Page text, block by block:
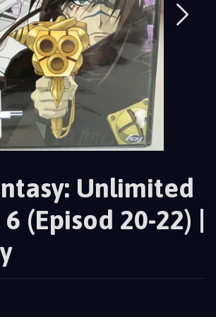
Unlimited
6 (Episod 20-22) |